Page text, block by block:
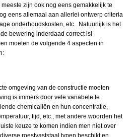
zijn ook nog eens gemakkelijk te
eens allemaal aan allerlei ontwerp criteria
onderhoudskosten, etc. Natuurlijk is het
bewering inderdaad correct is!
moeten de volgende 4 aspecten in
omgeving van de constructie moeten
is immers door vele variabele te
chemicaliën en hun concentratie,
tijd, etc., met andere woorden het
keuze te komen indien men niet over
roestvaststaal typen beschikt en